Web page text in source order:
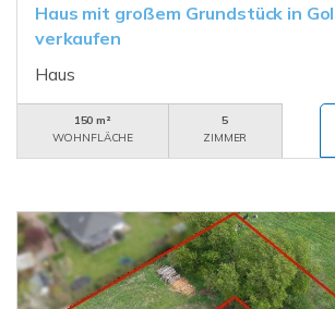
Haus mit großem Grundstück in
verkaufen
Haus
150 m²
WOHNFLÄCHE
5
ZIMMER